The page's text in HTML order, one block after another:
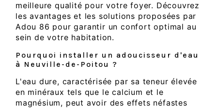
meilleure qualité pour votre foyer. Découvrez
les avantages et les solutions proposées par
Adou 86 pour garantir un confort optimal au
sein de votre habitation.
Pourquoi installer un adoucisseur d'eau
à Neuville-de-Poitou ?
L'eau dure, caractérisée par sa teneur élevée
en minéraux tels que le calcium et le
magnésium, peut avoir des effets néfastes